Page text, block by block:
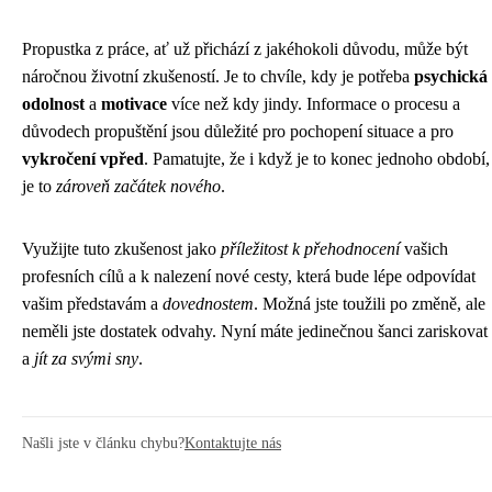
Propustka z práce, ať už přichází z jakéhokoli důvodu, může být
náročnou životní zkušeností. Je to chvíle, kdy je potřeba psychická
odolnost a motivace více než kdy jindy. Informace o procesu a
důvodech propuštění jsou důležité pro pochopení situace a pro
vykročení vpřed. Pamatujte, že i když je to konec jednoho období,
je to zároveň začátek nového.
Využijte tuto zkušenost jako příležitost k přehodnocenívašich
profesních cílů a k nalezení nové cesty, která bude lépe odpovídat
vašim představám a dovednostem. Možná jste toužili po změně, ale
neměli jste dostatek odvahy. Nyní máte jedinečnou šanci zariskovat
a jít za svými sny.
Našli jste v článku chybu?Kontaktujte nás